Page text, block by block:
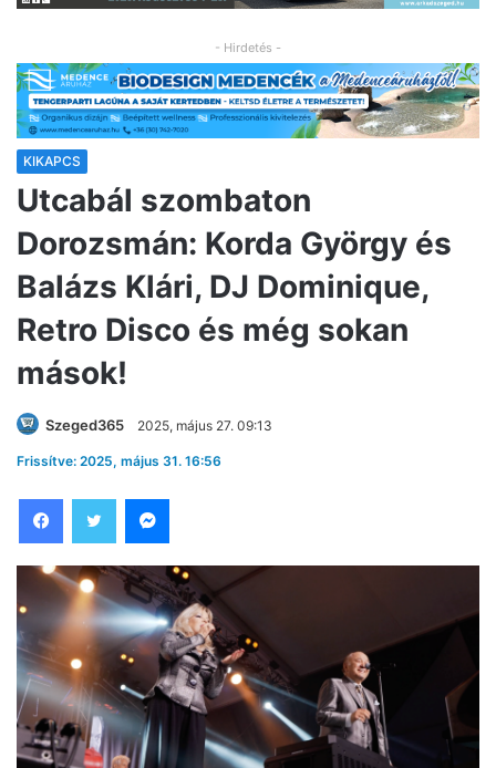
- Hirdetés -
KIKAPCS
Utcabál szombaton
Dorozsmán: Korda György és
Balázs Klári, DJ Dominique,
Retro Disco és még sokan
mások!
Szeged365 2025, május 27. 09:13
Frissítve: 2025, május 31. 16:56